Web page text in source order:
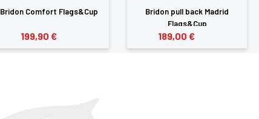
Bridon Comfort Flags&Cup
199,90 €
Bridon pull back Madrid
Flags&Cup
189,00 €